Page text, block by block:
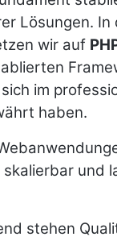
Lösungen. In
wir auf
im
haben.
und
stehen